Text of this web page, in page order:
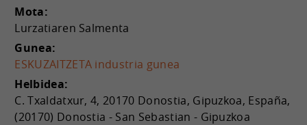
Mota:
Lurzatiaren Salmenta
Gunea:
ESKUZAITZETA industria gunea
Helbidea:
C. Txaldatxur, 4, 20170 Donostia, Gipuzkoa, España,
(20170) Donostia - San Sebastian - Gipuzkoa